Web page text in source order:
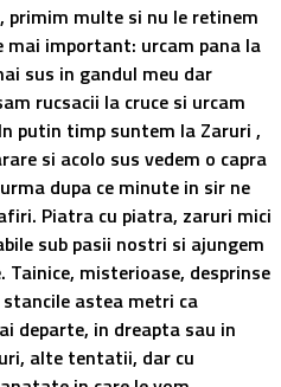
primim multe si nu le retinem
mai important: urcam pana la
sus in gandul meu dar
rucsacii la cruce si urcam
putin timp suntem la Zaruri ,
si acolo sus vedem o capra
dupa ce minute in sir ne
Piatra cu piatra, zaruri mici
sub pasii nostri si ajungem
misterioase, desprinse
astea metri ca
departe, in dreapta sau in
alte tentatii, dar cu